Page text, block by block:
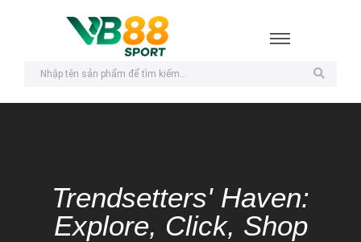
Trendsetters' Haven:
Explore, Click, Shop